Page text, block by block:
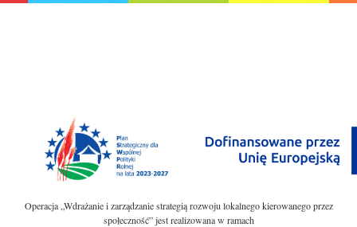
Operacja „Wdrażanie i zarządzanie strategią rozwoju lokalnego kierowanego przez
społeczność” jest realizowana w ramach